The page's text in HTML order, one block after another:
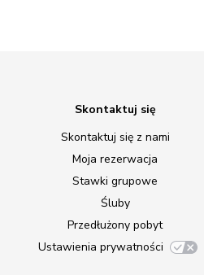
Skontaktuj się
Skontaktuj się z nami
Moja rezerwacja
Stawki grupowe
Śluby
Przedłużony pobyt
Ustawienia prywatności